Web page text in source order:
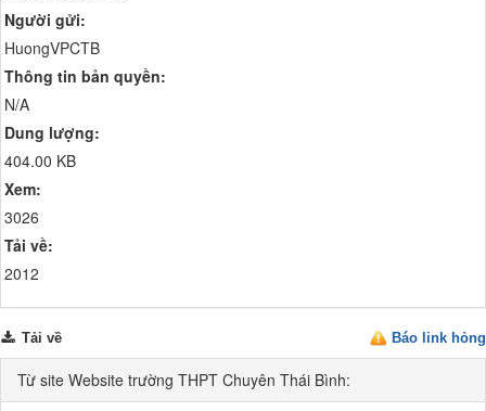
Người gửi:
HuongVPCTB
Thông tin bản quyền:
N/A
Dung lượng:
404.00 KB
Xem:
3026
Tải về:
2012
Báo link hỏng
Tải về
Từ site Website trường THPT Chuyên Thái Bình: